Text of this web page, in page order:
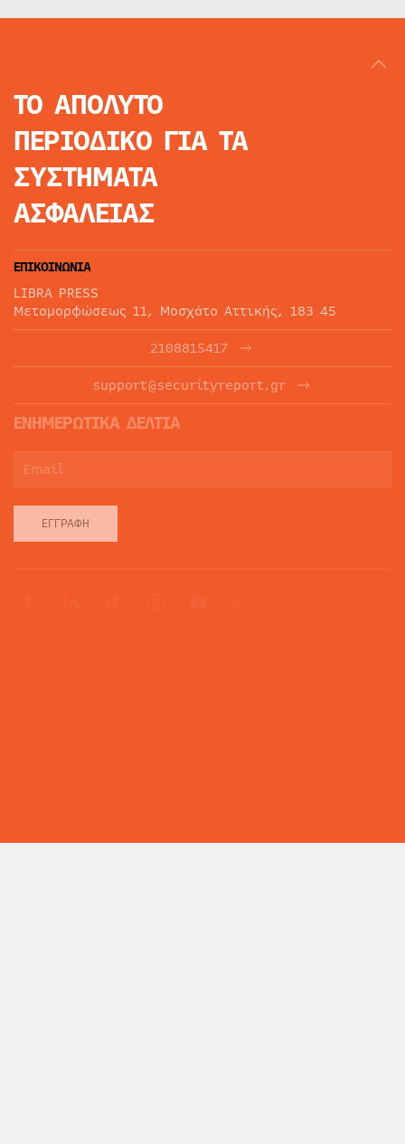
ΤΟ ΑΠΟΛΥΤΟ
ΠΕΡΙΟΔΙΚΟ ΓΙΑ ΤΑ
ΣΥΣΤΗΜΑΤΑ
ΑΣΦΑΛΕΙΑΣ
ΕΠΙΚΟΙΝΩΝΙΑ
LIBRA PRESS
Μεταμορφώσεως 11, Μοσχάτο Αττικής, 183 45
2108815417
support@securityreport.gr
ΕΝΗΜΕΡΩΤΙΚΑ ΔΕΛΤΙΑ
ΕΓΓΡΑΦΉ